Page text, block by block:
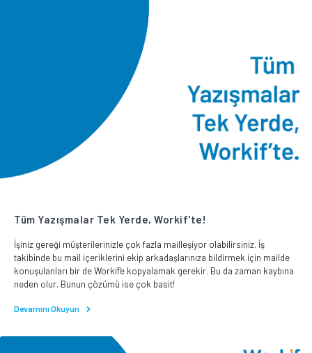
Tüm Yazışmalar Tek Yerde, Workif'te!
İşiniz gereği müşterilerinizle çok fazla mailleşiyor olabilirsiniz. İş
takibinde bu mail içeriklerini ekip arkadaşlarınıza bildirmek için mailde
konuşulanları bir de Workif'e kopyalamak gerekir. Bu da zaman kaybına
neden olur. Bunun çözümü ise çok basit!
Devamını Okuyun